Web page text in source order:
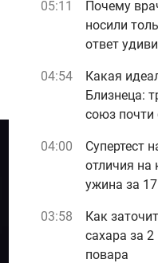
05:11
Почему
носили
ответ
04:54
Какая
Близнеца:
союз почти
04:00
Супертест
отличия на
ужина за
03:58
Как
сахара за
повара